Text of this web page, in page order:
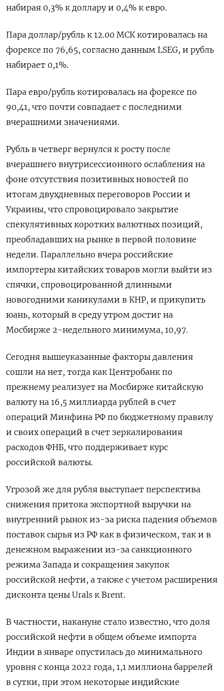
набирая 0,3% к доллару и 0,4% к евро.
Пара доллар/рубль к ​12.00 МСК котировалась на
форексе по 76,65, согласно данным LSEG, и рубль
набирает 0,‌1%.
Пара евро/рубль котировалась на форексе по
90,41, что почти совпадает с последними
вчерашними значениями.
Рубль в четверг вернулся к росту после
вчерашнего внутрисессионного ослабления на
фоне отсутствия позитивных новостей ​по
итогам двухдневных переговоров России ​и
Украины, что спровоцировало закрытие
‌спекулятивных коротких валютных позиций,
преобладавших на рынке в первой половине
недели. Параллельно вчера российские
импортеры китайских товаров ​могли выйти из
спячки, спровоцированной длинными
новогодними каникулами в КНР, и прикупить
юань, который в среду утром достиг на
Мосбирже 2-недельного минимума, 10,97.
Сегодня вышеуказанные факторы давления
сошли на нет, тогда как Центробанк по
прежнему реализует на Мосбирже китайскую
валюту на 16,5 миллиарда рублей в счет
операций Минфина РФ по бюджетному правилу
и своих операций в счет зеркалирования
расходов ФНБ, что поддерживает курс
российской валюты.
Угрозой же для рубля выступает перспектива
снижения притока экспортной ​выручки на
внутренний рынок из-⁠за риска падения объемов
поставок сырья из РФ как в физическом, так и в
денежном выражении из-за санкционного
режима Запада и сокращения ‌закупок
российской нефти, а также с учетом расширения
дисконта цены Urals к Brent.
В частности, накануне стало ‌известно, что доля
российской нефти в общем объеме импорта
Индии в январе опустилась до минимального
уровня с конца 2022 ​года, 1,1 миллиона баррелей
в сутки, при этом некоторые индийские